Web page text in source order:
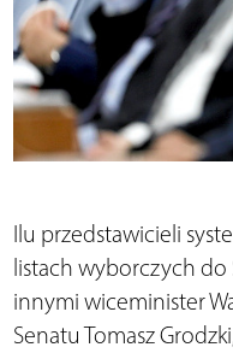
Ilu przedstawicieli
listach wyborczych do
innymi wiceminister
Senatu Tomasz